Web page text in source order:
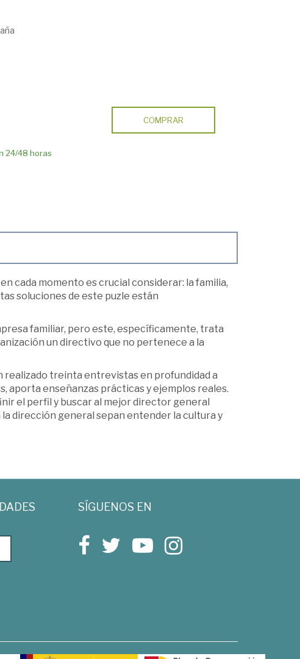
24/48 horas
COMPRAR
cada momento es crucial considerar: la familia,
soluciones de este puzle están
familiar, pero este, específicamente, trata
un directivo que no pertenece a la
realizado treinta entrevistas en profundidad a
enseñanzas prácticas y ejemplos reales.
el perfil y buscar al mejor director general
la dirección general sepan entender la cultura y
SÍGUENOS EN